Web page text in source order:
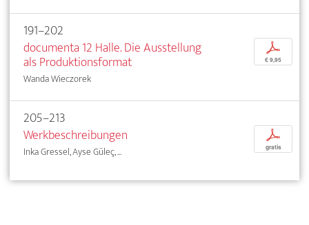
191–202
documenta 12 Halle. Die Ausstellung
als Produktionsformat
Wanda Wieczorek
p
€ 9,95
205–213
Werkbeschreibungen
Inka Gressel, Ayse Güleç, ...
p
gratis